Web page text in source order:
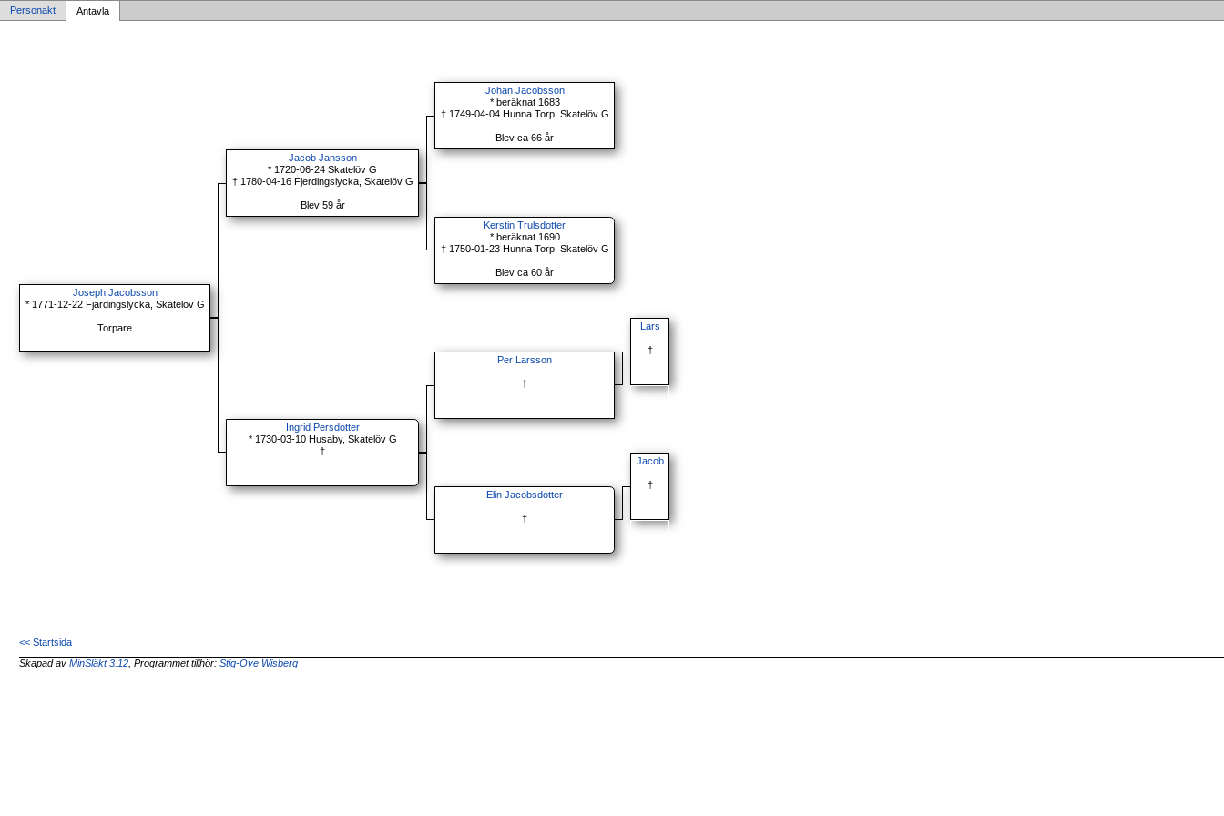
Personakt Antavla
Joseph Jacobsson
* 1771-12-22 Fjärdingslycka, Skatelöv G
Torpare
Jacob Jansson
* 1720-06-24 Skatelöv G
† 1780-04-16 Fjerdingslycka, Skatelöv G
Blev 59 år
Johan Jacobsson
* beräknat 1683
† 1749-04-04 Hunna Torp, Skatelöv G
Blev ca 66 år
Kerstin Trulsdotter
* beräknat 1690
† 1750-01-23 Hunna Torp, Skatelöv G
Blev ca 60 år
Ingrid Persdotter
* 1730-03-10 Husaby, Skatelöv G
†
Per Larsson
†
Lars
†
Elin Jacobsdotter
†
Jacob
†
<< Startsida
Skapad avMinSläkt 3.12 , Programmet tillhör:Stig-Ove Wisberg